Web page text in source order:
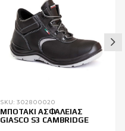
SKU: 302800020
ΜΠΟΤΑΚΙ ΑΣΦΑΛΕΙΑΣ
GIASCO S3 CAMBRIDGE